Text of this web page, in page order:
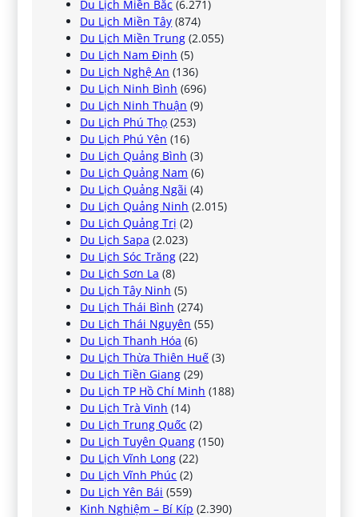
Du Lịch Miền Bắc (6.271)
Du Lịch Miền Tây (874)
Du Lịch Miền Trung (2.055)
Du Lịch Nam Định (5)
Du Lịch Nghệ An (136)
Du Lịch Ninh Bình (696)
Du Lịch Ninh Thuận (9)
Du Lịch Phú Thọ (253)
Du Lịch Phú Yên (16)
Du Lịch Quảng Bình (3)
Du Lịch Quảng Nam (6)
Du Lịch Quảng Ngãi (4)
Du Lịch Quảng Ninh (2.015)
Du Lịch Quảng Trị (2)
Du Lịch Sapa (2.023)
Du Lịch Sóc Trăng (22)
Du Lịch Sơn La (8)
Du Lịch Tây Ninh (5)
Du Lịch Thái Bình (274)
Du Lịch Thái Nguyên (55)
Du Lịch Thanh Hóa (6)
Du Lịch Thừa Thiên Huế (3)
Du Lịch Tiền Giang (29)
Du Lịch TP Hồ Chí Minh (188)
Du Lịch Trà Vinh (14)
Du Lịch Trung Quốc (2)
Du Lịch Tuyên Quang (150)
Du Lịch Vĩnh Long (22)
Du Lịch Vĩnh Phúc (2)
Du Lịch Yên Bái (559)
Kinh Nghiệm – Bí Kíp (2.390)